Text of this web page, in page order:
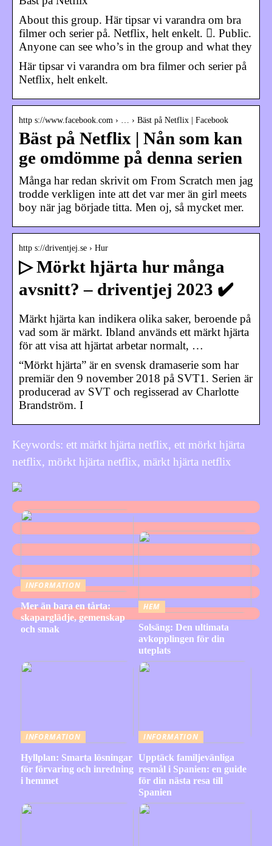
About this group. Här tipsar vi varandra om bra
filmer och serier på. Netflix, helt enkelt. 󰟠. Public.
Anyone can see who’s in the group and what they
Här tipsar vi varandra om bra filmer och serier på
Netflix, helt enkelt.
http s://www.facebook.com › … › Bäst på Netflix | Facebook
Bäst på Netflix | Nån som kan
ge omdömme på denna serien
Många har redan skrivit om From Scratch men jag
trodde verkligen inte att det var mer än girl meets
boy när jag började titta. Men oj, så mycket mer.
http s://driventjej.se › Hur
▷ Mörkt hjärta hur många
avsnitt? – driventjej 2023 ✔️
Märkt hjärta kan indikera olika saker, beroende på
vad som är märkt. Ibland används ett märkt hjärta
för att visa att hjärtat arbetar normalt, …
“Mörkt hjärta” är en svensk dramaserie som har
premiär den 9 november 2018 på SVT1. Serien är
producerad av SVT och regisserad av Charlotte
Brandström. I
Keywords: ett märkt hjärta netflix, ett mörkt hjärta
netflix, mörkt hjärta netflix, märkt hjärta netflix
INFORMATION
Mer än bara en tårta:
skaparglädje, gemenskap
och smak
HEM
Solsäng: Den ultimata
avkopplingen för din
uteplats
INFORMATION
Hyllplan: Smarta lösningar
för förvaring och inredning
i hemmet
INFORMATION
Upptäck familjevänliga
resmål i Spanien: en guide
för din nästa resa till
Spanien